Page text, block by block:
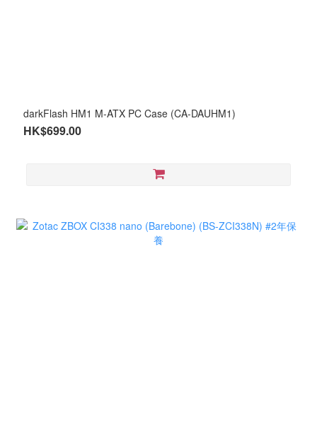
darkFlash HM1 M-ATX PC Case (CA-DAUHM1)
HK$699.00